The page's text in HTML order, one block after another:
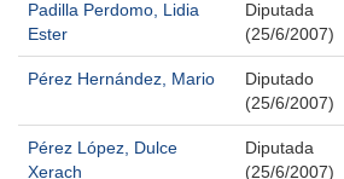
Padilla Perdomo, Lidia
Ester
Diputada
(25/6/2007)
Pérez Hernández, Mario
Diputado
(25/6/2007)
Pérez López, Dulce
Xerach
Diputada
(25/6/2007)